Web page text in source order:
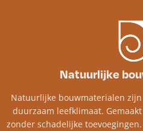
Natuurlijke
Natuurlijke bouwmaterialen
duurzaam leefklimaat.
zonder schadelijke